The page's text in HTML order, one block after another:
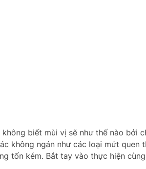
biết mùi vị sẽ như thế nào bởi
không ngán như các loại mứt quen
tốn kém. Bắt tay vào thực hiện